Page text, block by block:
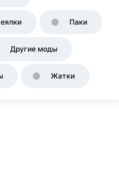
Паки
Другие моды
Жатки